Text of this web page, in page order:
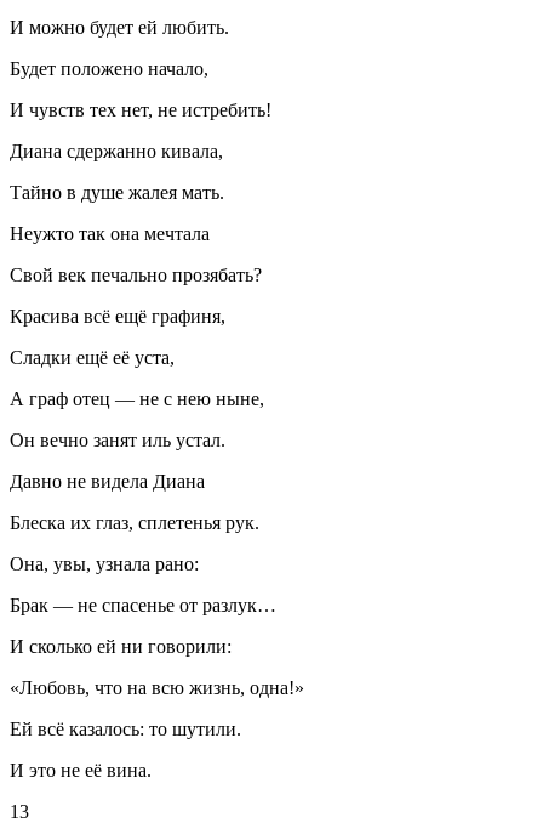
И можно будет ей любить.
Будет положено начало,
И чувств тех нет, не истребить!
Диана сдержанно кивала,
Тайно в душе жалея мать.
Неужто так она мечтала
Свой век печально прозябать?
Красива всё ещё графиня,
Сладки ещё её уста,
А граф отец — не с нею ныне,
Он вечно занят иль устал.
Давно не видела Диана
Блеска их глаз, сплетенья рук.
Она, увы, узнала рано:
Брак — не спасенье от разлук…
И сколько ей ни говорили:
«Любовь, что на всю жизнь, одна!»
Ей всё казалось: то шутили.
И это не её вина.
13